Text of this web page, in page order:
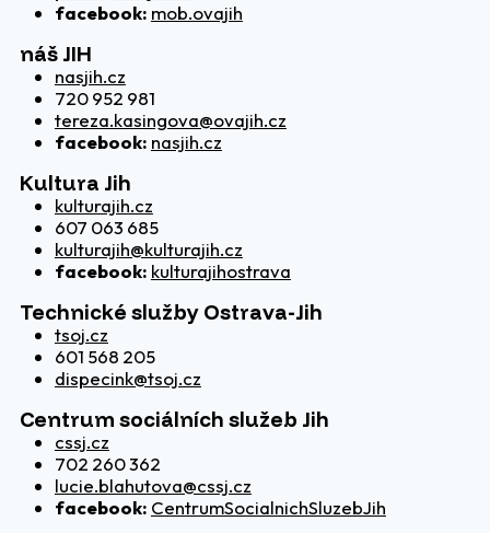
facebook: mob.ovajih
náš JIH
nasjih.cz
720 952 981
tereza.kasingova@ovajih.cz
facebook: nasjih.cz
Kultura Jih
kulturajih.cz
607 063 685
kulturajih@kulturajih.cz
facebook: kulturajihostrava
Technické služby Ostrava-Jih
tsoj.cz
601 568 205
dispecink@tsoj.cz
Centrum sociálních služeb Jih
cssj.cz
702 260 362
lucie.blahutova@cssj.cz
facebook: CentrumSocialnichSluzebJih